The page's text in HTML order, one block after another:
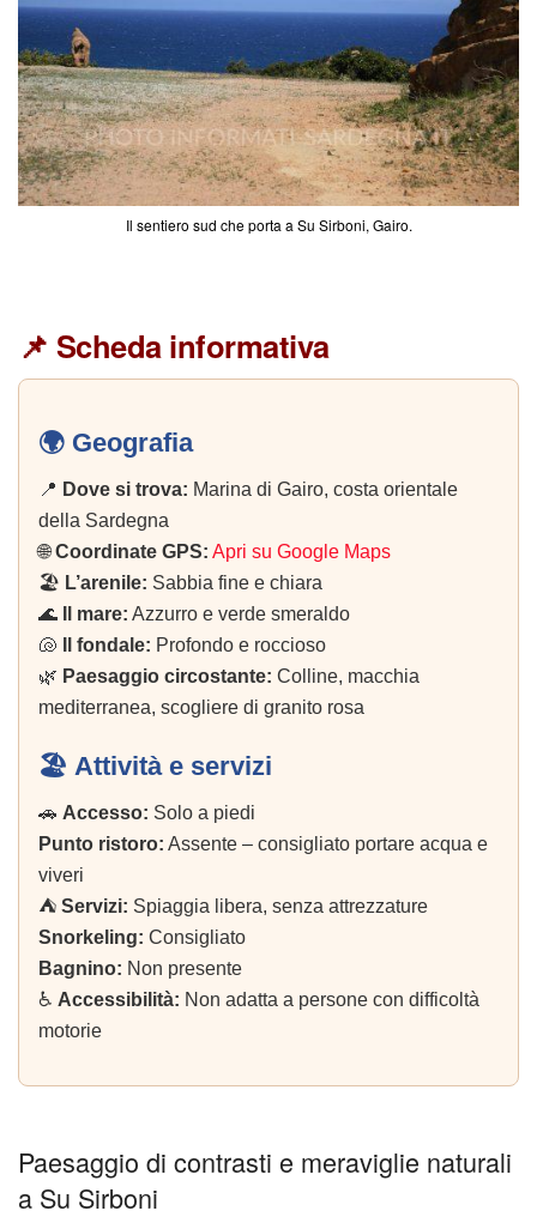
Il sentiero sud che porta a Su Sirboni, Gairo.
📌 Scheda informativa
🌍 Geografia
📍 Dove si trova: Marina di Gairo, costa orientale
della Sardegna
🌐Coordinate GPS: Apri su Google Maps
🏖️ L’arenile: Sabbia fine e chiara
🌊
Il mare: Azzurro e verde smeraldo
🐚
Il fondale: Profondo e roccioso
🌿 Paesaggio circostante: Colline, macchia
mediterranea, scogliere di granito rosa
🏖️ Attività e servizi
🚗 Accesso: Solo a piedi
Punto ristoro: Assente – consigliato portare acqua e
viveri
⛺ Servizi: Spiaggia libera, senza attrezzature
Snorkeling: Consigliato
Bagnino: Non presente
♿ Accessibilità: Non adatta a persone con difficoltà
motorie
Paesaggio di contrasti e meraviglie naturali
a Su Sirboni